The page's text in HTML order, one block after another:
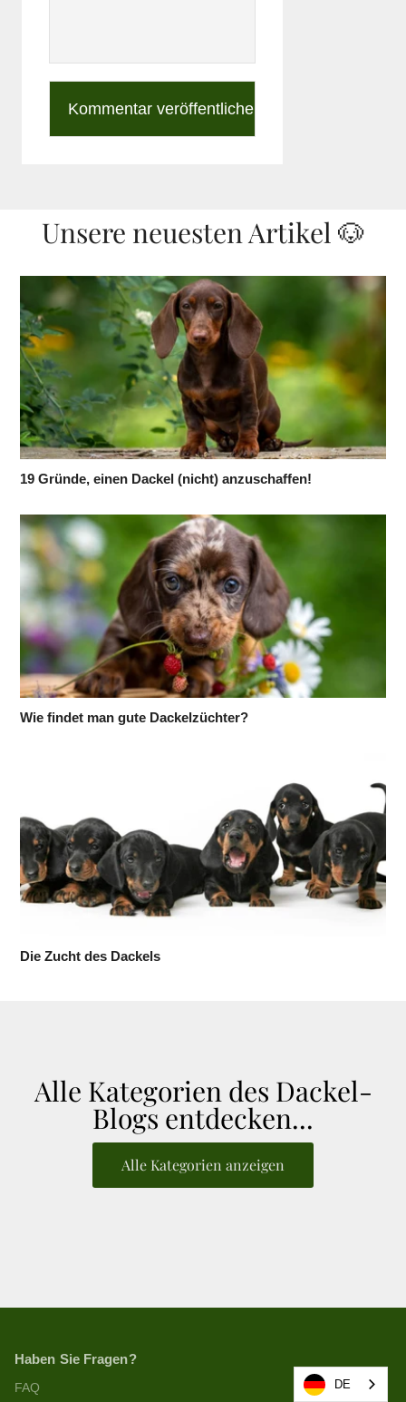
Unsere neuesten Artikel 🐶
19 Gründe, einen Dackel (nicht) anzuschaffen!
Wie findet man gute Dackelzüchter?
Die Zucht des Dackels
Alle Kategorien des Dackel-
Blogs entdecken...
Alle Kategorien anzeigen
Haben Sie Fragen?
FAQ DE